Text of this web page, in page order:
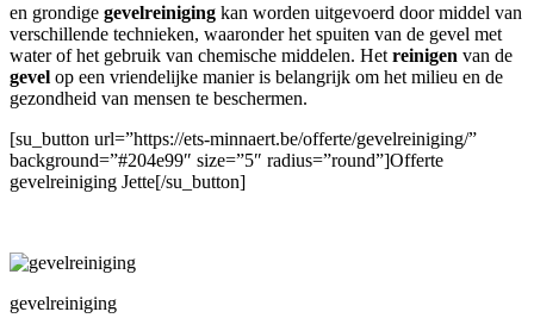
en grondige gevelreiniging kan worden uitgevoerd door middel van
verschillende technieken, waaronder het spuiten van de gevel met
water of het gebruik van chemische middelen. Het reinigen van de
gevel op een vriendelijke manier is belangrijk om het milieu en de
gezondheid van mensen te beschermen.
[su_button url=”https://ets-minnaert.be/offerte/gevelreiniging/”
background=”#204e99″ size=”5″ radius=”round”]Offerte
gevelreiniging Jette[/su_button]
gevelreiniging